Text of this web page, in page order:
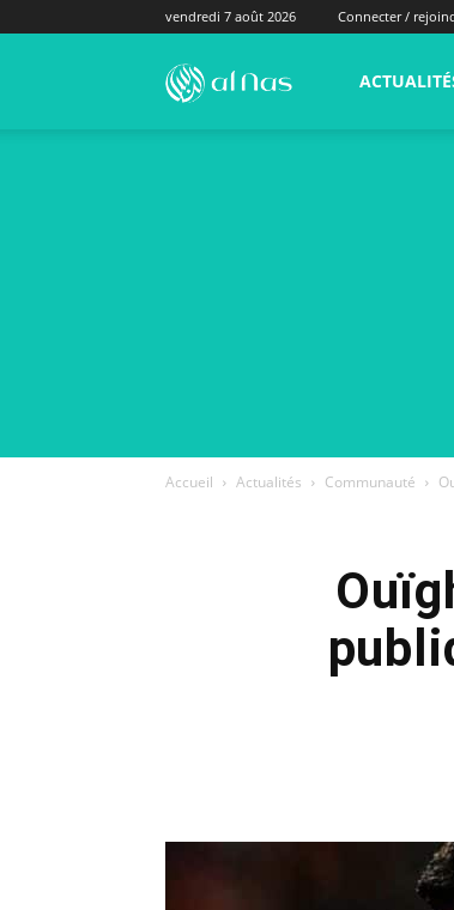
vendredi 7 août 2026 Connecter /
alNas.fr
Accueil Actualités Communauté